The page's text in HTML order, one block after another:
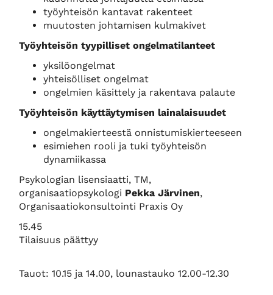
työyhteisön kantavat rakenteet
muutosten johtamisen kulmakivet
Työyhteisön tyypilliset ongelmatilanteet
yksilöongelmat
yhteisölliset ongelmat
ongelmien käsittely ja rakentava palaute
Työyhteisön käyttäytymisen lainalaisuudet
ongelmakierteestä onnistumiskierteeseen
esimiehen rooli ja tuki työyhteisön
dynamiikassa
Psykologian lisensiaatti, TM,
organisaatiopsykologi Pekka Järvinen,
Organisaatiokonsultointi Praxis Oy
15.45
Tilaisuus päättyy
Tauot: 10.15 ja 14.00, lounastauko 12.00-12.30